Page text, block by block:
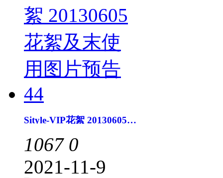
Sityle-VIP花絮 20130605花絮及末使用图片预告44
1067 0
2021-11-9